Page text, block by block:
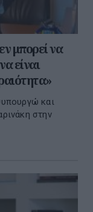
μπορεί να
είναι
και
στην